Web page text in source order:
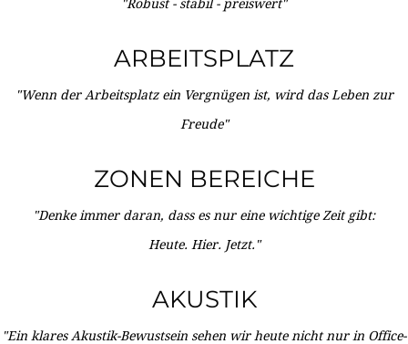
"Robust - stabil - preiswert"
ARBEITSPLATZ
"Wenn der Arbeitsplatz ein Vergnügen ist, wird das Leben zur
Freude"
ZONEN BEREICHE
"Denke immer daran, dass es nur eine wichtige Zeit gibt:
Heute. Hier. Jetzt."
AKUSTIK
"Ein klares Akustik-Bewustsein sehen wir heute nicht nur in Office-